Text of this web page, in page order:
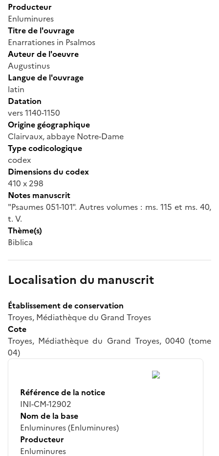
Producteur
Enluminures
Titre de l'ouvrage
Enarrationes in Psalmos
Auteur de l'oeuvre
Augustinus
Langue de l'ouvrage
latin
Datation
vers 1140-1150
Origine géographique
Clairvaux, abbaye Notre-Dame
Type codicologique
codex
Dimensions du codex
410 x 298
Notes manuscrit
"Psaumes 051-101". Autres volumes : ms. 115 et ms. 40,
t. V.
Thème(s)
Biblica
Localisation du manuscrit
Établissement de conservation
Troyes, Médiathèque du Grand Troyes
Cote
Troyes, Médiathèque du Grand Troyes, 0040 (tome
04)
Référence de la notice
INI-CM-12902
Nom de la base
Enluminures (Enluminures)
Producteur
Enluminures